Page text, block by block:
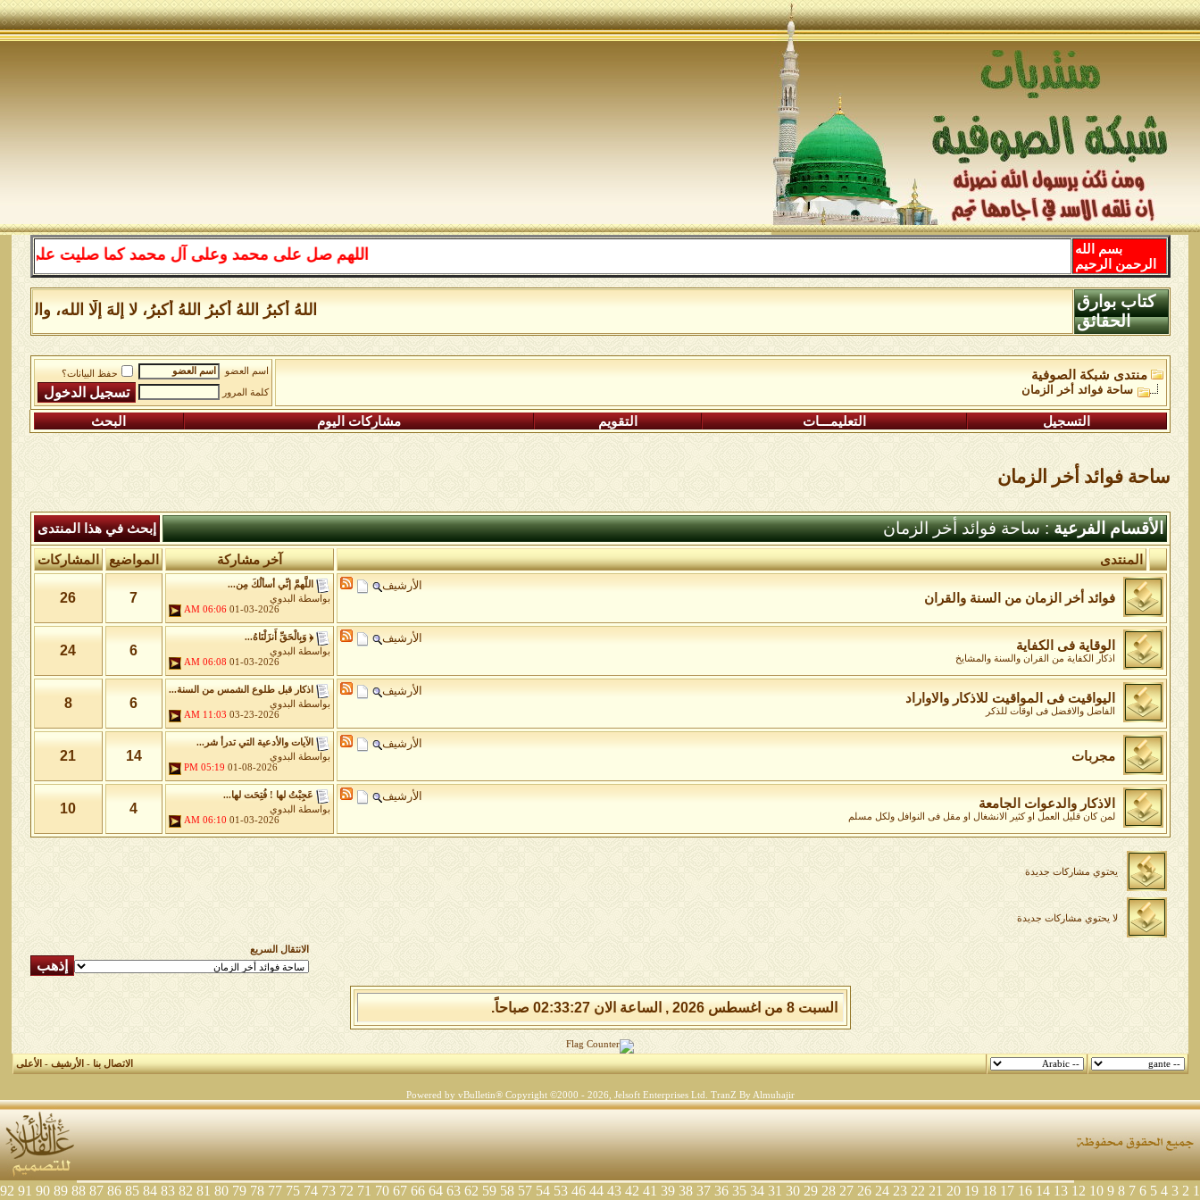
اللهم صل على محمد وعلى آل محمد كما صليت على
بسم الله
الرحمن الرحيم
اللهُ أكبرُ اللهُ أكبرُ اللهُ أكبرُ، لا إلهَ إلَّا الله،
كتاب بوارق
الحقائق
منتدى شبكة الصوفية
ساحة فوائد أخر الزمان
اسم العضو
حفظ البيانات؟
كلمة المرور
التسجيل التعليمـــات التقويم مشاركات اليوم البحث
ساحة فوائد أخر الزمان
الأقسام الفرعية: ساحة فوائد أخر الزمان إبحث في هذا المنتدى
المنتدى آخر مشاركة المواضيع المشاركات
الأرشيف
فوائد أخر الزمان من السنة والقران
اللَّهمَّ إنِّي أسألُكَ مِن...
بواسطة
البدوي
01-03-2026
06:06 AM
7
26
الأرشيف
الوقاية فى الكفاية
اذكار الكفاية من القران والسنة والمشايخ
﴿ وَبِالْحَقِّ أَنزَلْنَاهُ...
بواسطة
البدوي
01-03-2026
06:08 AM
6
24
الأرشيف
اليواقيت فى المواقيت للاذكار والاواراد
الفاضل والافضل فى اوقات للذكر
اذكار قبل طلوع الشمس من السنة...
بواسطة
البدوي
03-23-2026
11:03 AM
6
8
الأرشيف
مجربات
الآيات والأدعية التي تدرأ شر...
بواسطة
البدوي
01-08-2026
05:19 PM
14
21
الأرشيف
الاذكار والدعوات الجامعة
لمن كان قليل العمل او كثير الانشغال او مقل فى النوافل ولكل مسلم
عَجِبْتُ لها ! فُتِحَت لها...
بواسطة
البدوي
01-03-2026
06:10 AM
4
10
يحتوي مشاركات جديدة
لا يحتوي مشاركات جديدة
الانتقال السريع
السبت 8 من اغسطس 2026 , الساعة الان 02:33:27 صباحاً.
الاتصال بنا-الأرشيف-الأعلى
Powered by vBulletin® Copyright ©2000 - 2026, Jelsoft Enterprises Ltd. TranZ By Almuhajir
1
2
3
4
5
6
7
8
9
10
12
13
14
16
17
18
19
20
21
22
23
24
26
27
28
29
30
31
34
35
36
37
38
39
41
42
43
44
46
53
54
57
58
59
62
63
64
66
67
70
71
72
73
74
75
77
78
79
80
81
82
83
84
85
86
87
88
89
90
91
92